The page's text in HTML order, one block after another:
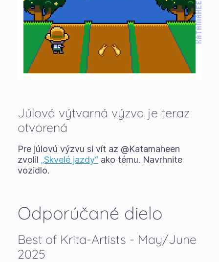
Júlová výtvarná výzva je teraz
otvorená
Pre júlovú výzvu si vít az @Katamaheen
zvolil „Skvelé jazdy“ako tému. Navrhnite
vozidlo.
Odporúčané dielo
Best of Krita-Artists - May/June
2025